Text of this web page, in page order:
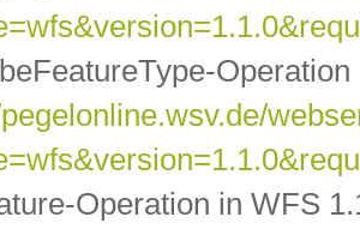
Operation in WFS